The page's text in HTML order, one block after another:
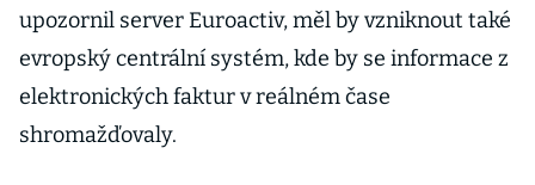
upozornil server Euroactiv, měl by vzniknout také
evropský centrální systém, kde by se informace z
elektronických faktur v reálném čase
shromažďovaly.